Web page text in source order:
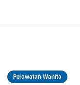
Perawatan Wanita